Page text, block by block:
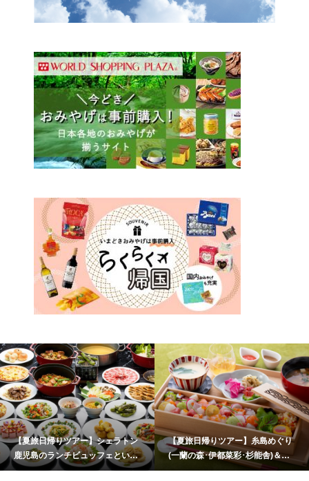
【夏旅日帰りツアー】シェラトン
鹿児島のランチビュッフェといお
ワールドかごしま水族館
【夏旅日帰りツアー】糸島めぐり
(一蘭の森･伊都菜彩･杉能舎)＆海
乃御馳走「玄海灘ちらし重」ラン